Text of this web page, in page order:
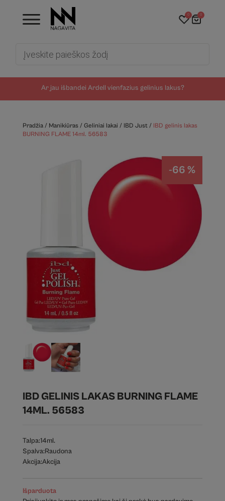
Ar jau išbandei Ardell vienfazius gelinius lakus?
0 0
Pradžia/ Manikiūras/ Geliniai lakai / IBD Just/ IBD gelinis lakas
BURNING FLAME 14ml. 56583
-66 %
IBD GELINIS LAKAS BURNING FLAME
14ML. 56583
Talpa:14ml.
Spalva:Raudona
Akcija:Akcija
Išparduota